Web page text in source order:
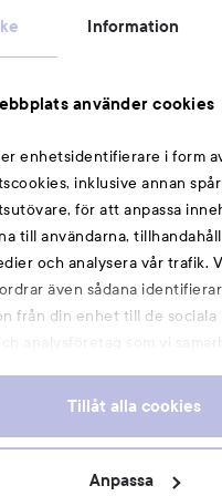
Information
använder cookies
enhetsidentifierare i form
inklusive annan
för att anpassa
till användarna,
och analysera vår trafik.
även sådana
från din enhet till de sociala
analysföretag som vi
som du har tillhandahållit
vid fortsatt användande av
om hur du kan ändra
Tillåt alla cookies
Anpassa
också gillar